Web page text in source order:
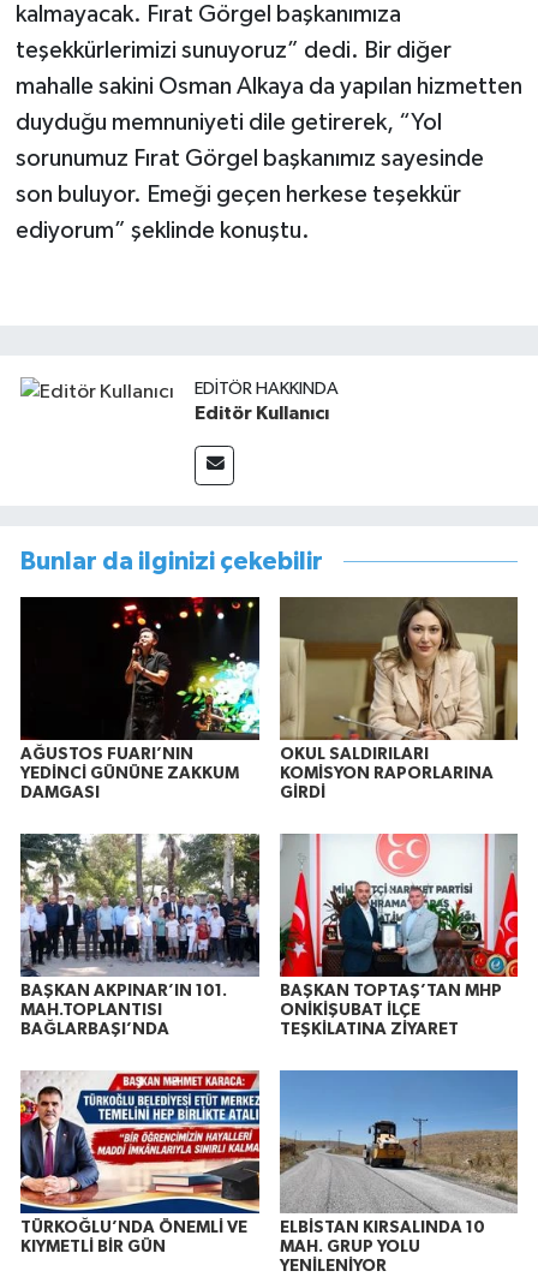
kalmayacak. Fırat Görgel başkanımıza
teşekkürlerimizi sunuyoruz” dedi. Bir diğer
mahalle sakini Osman Alkaya da yapılan hizmetten
duyduğu memnuniyeti dile getirerek, “Yol
sorunumuz Fırat Görgel başkanımız sayesinde
son buluyor. Emeği geçen herkese teşekkür
ediyorum” şeklinde konuştu.
EDITÖR HAKKINDA
Editör Kullanıcı
Bunlar da ilginizi çekebilir
AĞUSTOS FUARI’NIN
YEDİNCİ GÜNÜNE ZAKKUM
DAMGASI
OKUL SALDIRILARI
KOMİSYON RAPORLARINA
GİRDİ
BAŞKAN AKPINAR’IN 101.
MAH.TOPLANTISI
BAĞLARBAŞI’NDA
BAŞKAN TOPTAŞ’TAN MHP
ONİKİŞUBAT İLÇE
TEŞKİLATINA ZİYARET
TÜRKOĞLU’NDA ÖNEMLİ VE
KIYMETLİ BİR GÜN
ELBİSTAN KIRSALINDA 10
MAH. GRUP YOLU
YENİLENİYOR